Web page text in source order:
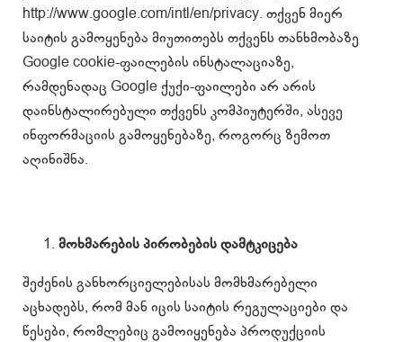
http://www.google.com/intl/en/privacy. თქვენ მიერ
საიტის გამოყენება მიუთითებს თქვენს თანხმობაზე
Google cookie-ფაილების ინსტალაციაზე,
რამდენადაც Google ქუქი-ფაილები არ არის
დაინსტალირებული თქვენს კომპიუტერში, ასევე
ინფორმაციის გამოყენებაზე, როგორც ზემოთ
აღინიშნა.
მოხმარების პირობების დამტკიცება
შეძენის განხორციელებისას მომხმარებელი
აცხადებს, რომ მან იცის საიტის რეგულაციები და
წესები, რომლებიც გამოიყენება პროდუქციის